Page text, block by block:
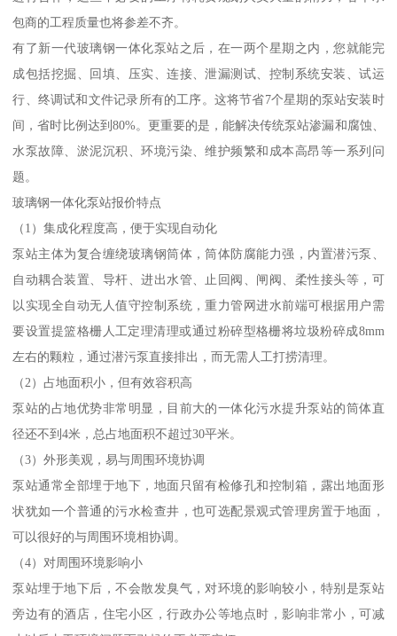
包商的工程质量也将参差不齐。
有了新一代玻璃钢一体化泵站之后，在一两个星期之内，您就能完
成包括挖掘、回填、压实、连接、泄漏测试、控制系统安装、试运
行、终调试和文件记录所有的工序。这将节省7个星期的泵站安装时
间，省时比例达到80%。更重要的是，能解决传统泵站渗漏和腐蚀、
水泵故障、淤泥沉积、环境污染、维护频繁和成本高昂等一系列问
题。
玻璃钢一体化泵站报价特点
（1）集成化程度高，便于实现自动化
泵站主体为复合缠绕玻璃钢筒体，筒体防腐能力强，内置潜污泵、
自动耦合装置、导杆、进出水管、止回阀、闸阀、柔性接头等，可
以实现全自动无人值守控制系统，重力管网进水前端可根据用户需
要设置提篮格栅人工定理清理或通过粉碎型格栅将垃圾粉碎成8mm
左右的颗粒，通过潜污泵直接排出，而无需人工打捞清理。
（2）占地面积小，但有效容积高
泵站的占地优势非常明显，目前大的一体化污水提升泵站的筒体直
径还不到4米，总占地面积不超过30平米。
（3）外形美观，易与周围环境协调
泵站通常全部埋于地下，地面只留有检修孔和控制箱，露出地面形
状犹如一个普通的污水检查井，也可选配景观式管理房置于地面，
可以很好的与周围环境相协调。
（4）对周围环境影响小
泵站埋于地下后，不会散发臭气，对环境的影响较小，特别是泵站
旁边有的酒店，住宅小区，行政办公等地点时，影响非常小，可减